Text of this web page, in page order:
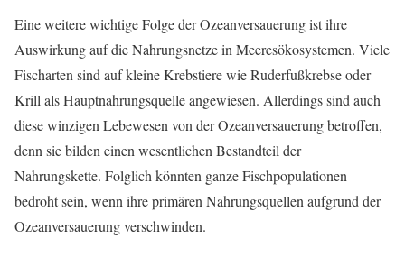
Eine weitere wichtige Folge der Ozeanversauerung ist ihre
Auswirkung auf die Nahrungsnetze in Meeresökosystemen. Viele
Fischarten sind auf kleine Krebstiere wie Ruderfußkrebse oder
Krill als Hauptnahrungsquelle angewiesen. Allerdings sind auch
diese winzigen Lebewesen von der Ozeanversauerung betroffen,
denn sie bilden einen wesentlichen Bestandteil der
Nahrungskette. Folglich könnten ganze Fischpopulationen
bedroht sein, wenn ihre primären Nahrungsquellen aufgrund der
Ozeanversauerung verschwinden.